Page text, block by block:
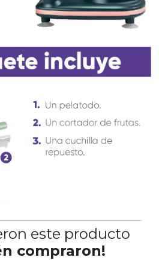
este producto
compraron!